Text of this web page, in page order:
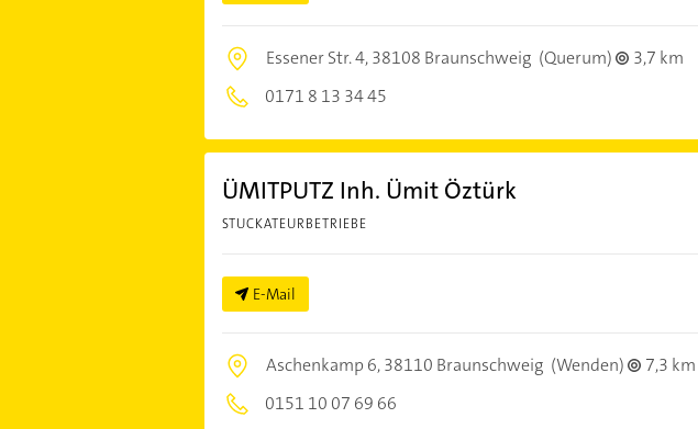
Essener Str. 4,38108 Braunschweig (Querum)
3,7 km
0171 8 13 34 45
ÜMITPUTZ Inh. Ümit Öztürk
STUCKATEURBETRIEBE
E-Mail
Aschenkamp 6,38110 Braunschweig (Wenden)
7,3 km
0151 10 07 69 66